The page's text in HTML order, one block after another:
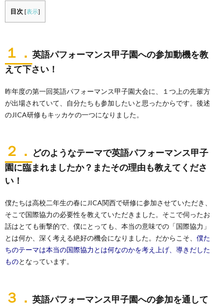
目次 [表示]
１． 英語パフォーマンス甲子園への参加動機を教
えて下さい！
昨年度の第一回英語パフォーマンス甲子園大会に、１つ上の先輩方
が出場されていて、自分たちも参加したいと思ったからです。後述
のJICA研修もキッカケの一つになりました。
２． どのようなテーマで英語パフォーマンス甲子
園に臨まれましたか？またその理由も教えてくださ
い！
僕たちは高校二年生の春にJICA関西で研修に参加させていただき、
そこで国際協力の必要性を教えていただきました。そこで伺ったお
話はとても衝撃的で、僕にとっても、本当の意味での「国際協力」
とは何か、深く考える絶好の機会になりました。だからこそ、 僕た
ちのテーマは本当の国際協力とは何なのかを考え上げ、導きだした
ものとなっています。
３． 英語パフォーマンス甲子園への参加を通して